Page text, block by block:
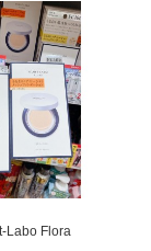
Labo Flora